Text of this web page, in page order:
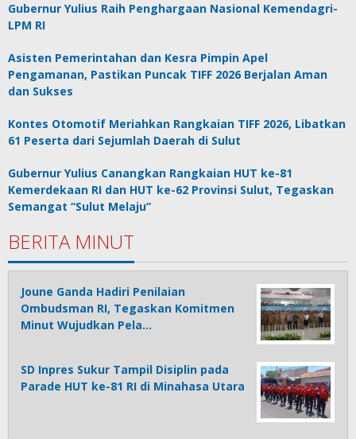
Gubernur Yulius Raih Penghargaan Nasional Kemendagri-
LPM RI
Asisten Pemerintahan dan Kesra Pimpin Apel
Pengamanan, Pastikan Puncak TIFF 2026 Berjalan Aman
dan Sukses
Kontes Otomotif Meriahkan Rangkaian TIFF 2026, Libatkan
61 Peserta dari Sejumlah Daerah di Sulut
Gubernur Yulius Canangkan Rangkaian HUT ke-81
Kemerdekaan RI dan HUT ke-62 Provinsi Sulut, Tegaskan
Semangat “Sulut Melaju”
BERITA MINUT
Joune Ganda Hadiri Penilaian
Ombudsman RI, Tegaskan Komitmen
Minut Wujudkan Pela…
SD Inpres Sukur Tampil Disiplin pada
Parade HUT ke-81 RI di Minahasa Utara